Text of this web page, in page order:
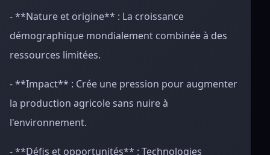
- **Nature et origine** : La croissance
démographique mondialement combinée à des
ressources limitées.
- **Impact** : Crée une pression pour augmenter
la production agricole sans nuire à
l'environnement.
- **Défis et opportunités** : Technologies